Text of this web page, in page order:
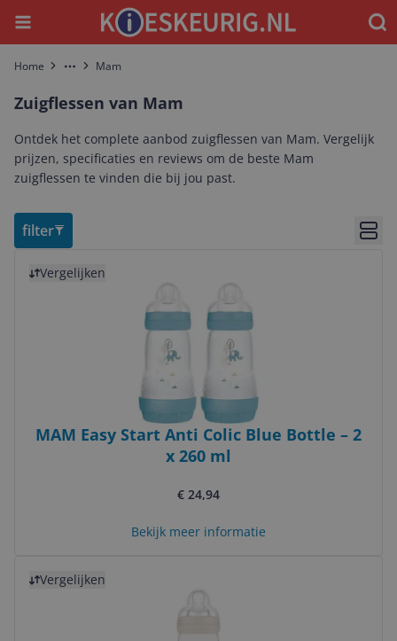
Menu
Home More Mam
Zuigflessen van Mam
Ontdek het complete aanbod zuigflessen van Mam. Vergelijk
prijzen, specificaties en reviews om de beste Mam
zuigflessen te vinden die bij jou past.
filter
Vergelijken
MAM Easy Start Anti Colic Blue Bottle – 2
x 260 ml
€ 24,94
Bekijk meer informatie
Vergelijken